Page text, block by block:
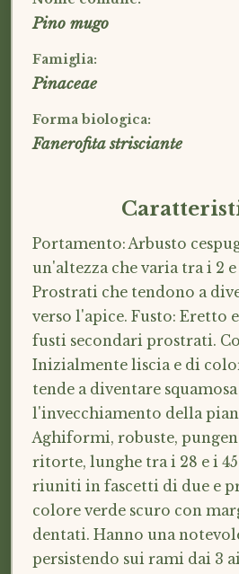
Pino mugo
Famiglia:
Pinaceae
Forma biologica:
Fanerofita strisciante
Portamento: Arbusto
un'altezza che varia tra i 2
Prostrati che tendono a
verso l'apice. Fusto: Eretto
fusti secondari prostrati.
Inizialmente liscia e di
tende a diventare
l'invecchiamento della
Aghiformi, robuste,
ritorte, lunghe tra i 28 e i
riuniti in fascetti di due e
colore verde scuro con
dentati. Hanno una
persistendo sui rami dai 3